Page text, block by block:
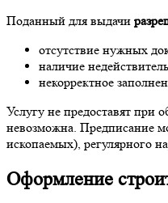
Поданный для выдачи
отсутствие нужных
наличие
некорректное
Услугу не предоставят при
невозможна. Предписание
ископаемых), регулярного
Оформление